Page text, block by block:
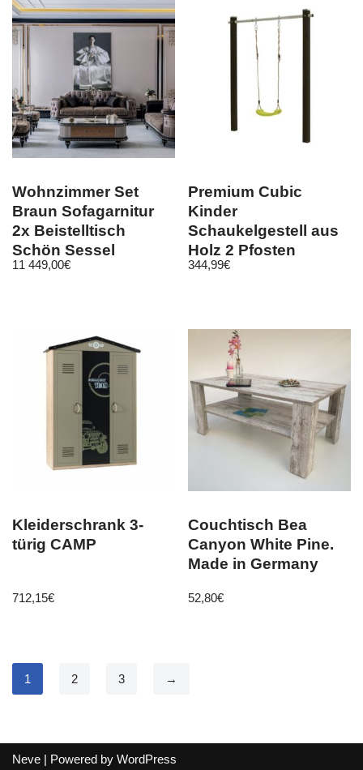
Wohnzimmer Set
Braun Sofagarnitur
2x Beistelltisch
Schön Sessel
Couchtisch 7tlg.
11 449,00€
Premium Cubic
Kinder
Schaukelgestell aus
Holz 2 Pfosten
Schaukel
344,99€
Kleiderschrank 3-
türig CAMP
712,15€
Couchtisch Bea
Canyon White Pine.
Made in Germany
52,80€
1 2 3 →
Neve | Powered by WordPress